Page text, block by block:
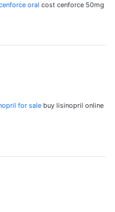
oral cost cenforce 50mg
for sale buy lisinopril online